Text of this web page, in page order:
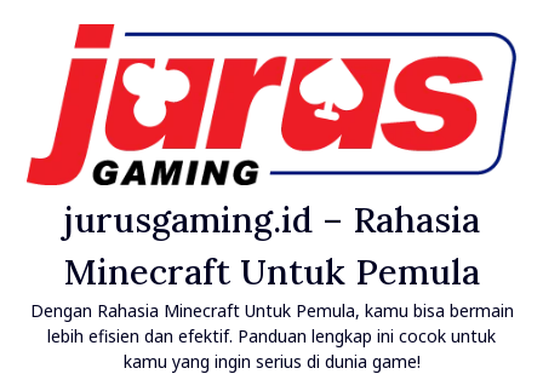
content
jurusgaming.id – Rahasia
Minecraft Untuk Pemula
Dengan Rahasia Minecraft Untuk Pemula, kamu bisa bermain
lebih efisien dan efektif. Panduan lengkap ini cocok untuk
kamu yang ingin serius di dunia game!